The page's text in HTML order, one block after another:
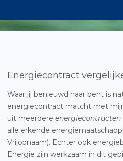
Energiecontract
Waar jij benieuwd naar bent is
energiecontract matcht met
uit meerdere energiecontracten
alle erkende
Vrijopnaam). Echter ook
Energie zijn werkzaam in dit